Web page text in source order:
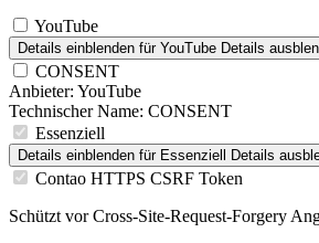
YouTube
Details einblenden für YouTube Details
CONSENT
Anbieter: YouTube
Technischer Name: CONSENT
Essenziell
Details einblenden für Essenziell Details
Contao HTTPS CSRF Token
Schützt vor Cross-Site-Request-Forgery